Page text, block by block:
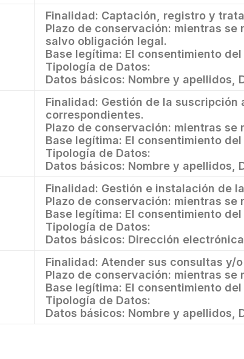
Finalidad: Captación, registro y
Plazo de conservación: mientras
salvo obligación legal.
Base legítima: El consentimiento
Tipología de Datos:
Datos básicos: Nombre y apellidos,
Finalidad: Gestión de la
correspondientes.
Plazo de conservación: mientras
Base legítima: El consentimiento
Tipología de Datos:
Datos básicos: Nombre y apellidos,
Finalidad: Gestión e instalación de
Plazo de conservación: mientras
Base legítima: El consentimiento
Tipología de Datos:
Datos básicos: Dirección
Finalidad: Atender sus consultas y/
Plazo de conservación: mientras
Base legítima: El consentimiento
Tipología de Datos:
Datos básicos: Nombre y apellidos,